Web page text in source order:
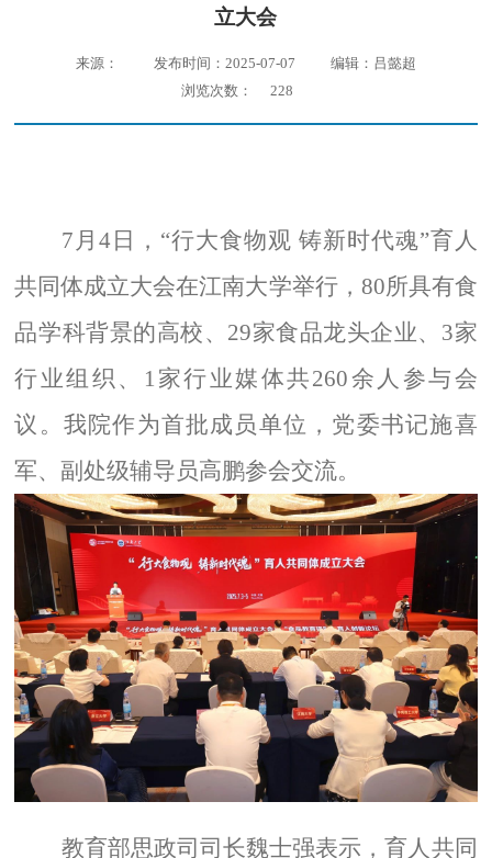
立大会
来源： 发布时间：2025-07-07
编辑：吕懿超
浏览次数：
228
7 月4 日，“行大食物观 铸新时代魂”育人
共同体成立大会在江南大学举行， 80所具有食
品学科背景的高校、 29家食品龙头企业、 3家
行业组织、
1 家行业媒体共260余人参与会
议。我院作为首批成员单位，党委书记施喜
军、副处级辅导员高鹏参会交流。
教育部思政司司长魏士强表示，育人共同